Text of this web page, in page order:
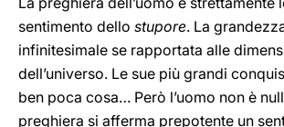
sentimento dello stupore. La
infinitesimale se rapportata alle
dell’universo. Le sue più grandi
ben poca cosa… Però l’uomo non è
preghiera si afferma prepotente un